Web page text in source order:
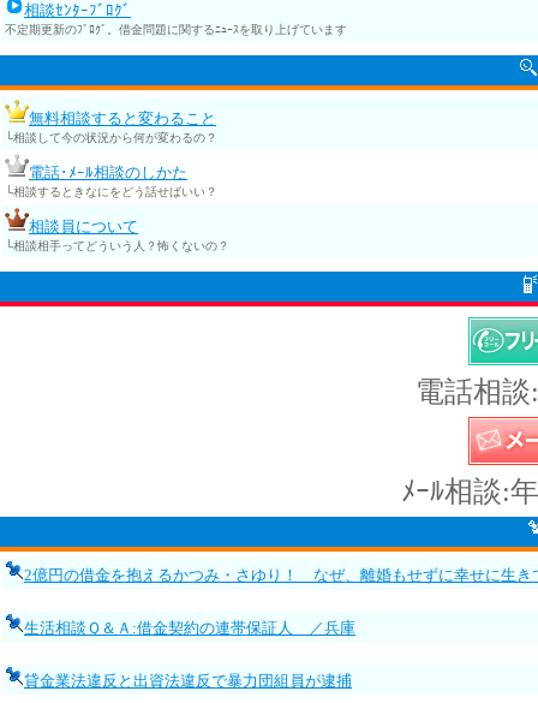
相談ｾﾝﾀｰﾌﾞﾛｸﾞ
不定期更新のﾌﾞﾛｸﾞ。借金問題に関するﾆｭｰｽを取り上げています
無料相談すると変わること
└相談して今の状況から何が変わるの？
電話･ﾒｰﾙ相談のしかた
└相談するときなにをどう話せばいい？
相談員について
└相談相手ってどういう人？怖くないの？
電話相
ﾒｰﾙ相談:
2億円の借金を抱えるかつみ・さゆり！ なぜ、離婚もせずに幸せに生き
生活相談Ｑ＆Ａ:借金契約の連帯保証人 ／兵庫
貸金業法違反と出資法違反で暴力団組員が逮捕